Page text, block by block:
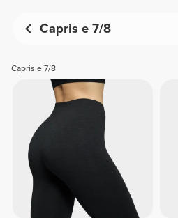
Capris e 7/8
Capris e 7/8